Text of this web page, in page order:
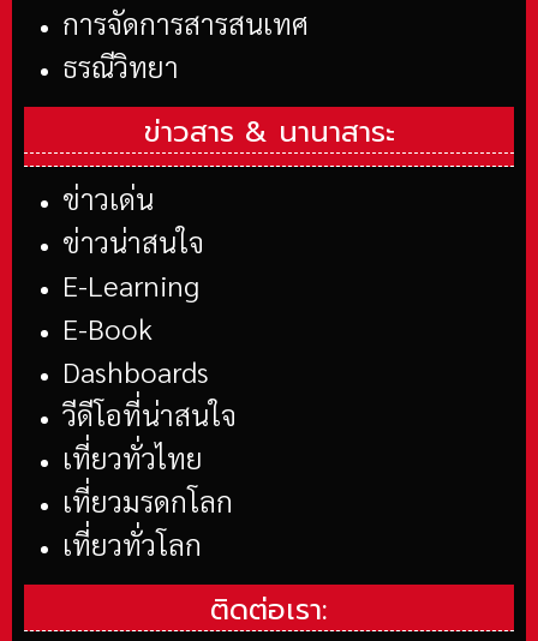
การจัดการสารสนเทศ
ธรณีวิทยา
ข่าวสาร & นานาสาระ
ข่าวเด่น
ข่าวน่าสนใจ
E-Learning
E-Book
Dashboards
วีดีโอที่น่าสนใจ
เที่ยวทั่วไทย
เที่ยวมรดกโลก
เที่ยวทั่วโลก
ติดต่อเรา: